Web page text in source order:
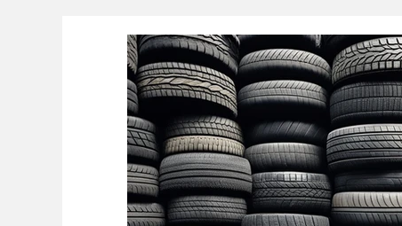
Espiritualidade Empreendedorismo
Roupas Sonho Saúde